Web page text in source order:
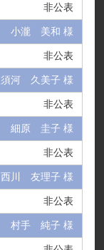
非公表
小瀧 美和 様
非公表
須河 久美子 様
非公表
細原 圭子 様
非公表
西川 友理子 様
非公表
村手 純子 様